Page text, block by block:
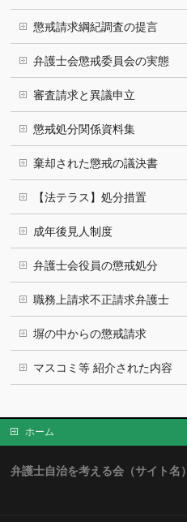
懲戒請求綱紀調査の提言
弁護士会懲戒委員会の実態
審査請求と異議申立
懲戒処分関係資料集
棄却された懲戒の議決書
【法テラス】処分措置
成年後見人制度
弁護士会役員の懲戒処分
職務上請求不正請求弁護士
塀の中からの懲戒請求
マスコミ等 紹介された内容
ホーム
弁護士自治を考える会（サイト名）